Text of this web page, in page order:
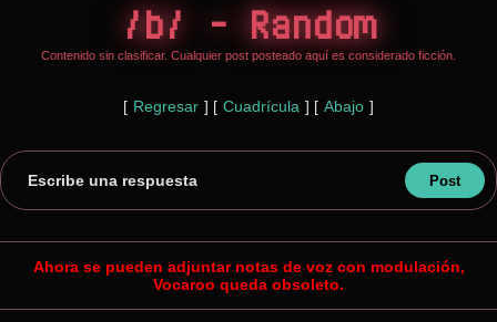
/b/ - Random
Contenido sin clasificar. Cualquier post posteado aquí es considerado ficción.
[ Regresar ] [ Cuadrícula ] [ Abajo ]
Escribe una respuesta
Ahora se pueden adjuntar notas de voz con modulación,
Vocaroo queda obsoleto.